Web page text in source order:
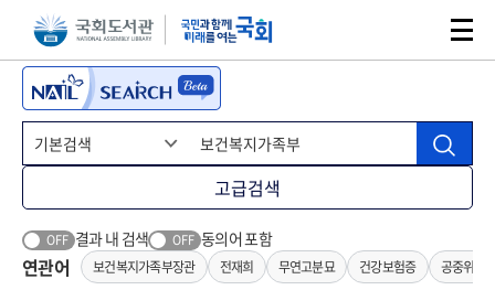
본문 바로가기주메뉴 바로가기
고급검색
OFF 결과 내 검색 OFF 동의어 포함
연관어 보건복지가족부장관 전재희 무연고분묘 건강보험증 공중위생